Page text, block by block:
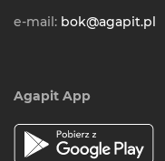
e-mail: bok@agapit.pl
Agapit App